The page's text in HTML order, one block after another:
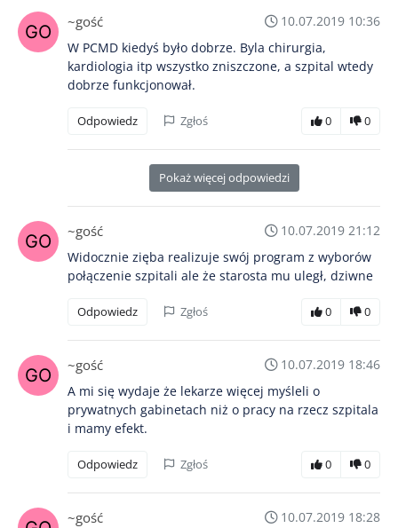
~gość
10.07.2019 10:36
W PCMD kiedyś było dobrze. Byla chirurgia,
kardiologia itp wszystko zniszczone, a szpital wtedy
dobrze funkcjonował.
Odpowiedz Zgłoś 0 0
Pokaż więcej odpowiedzi
~gość
10.07.2019 21:12
Widocznie zięba realizuje swój program z wyborów
połączenie szpitali ale że starosta mu uległ, dziwne
Odpowiedz Zgłoś 0 0
~gość
10.07.2019 18:46
A mi się wydaje że lekarze więcej myśleli o
prywatnych gabinetach niż o pracy na rzecz szpitala
i mamy efekt.
Odpowiedz Zgłoś 0 0
~gość
10.07.2019 18:28